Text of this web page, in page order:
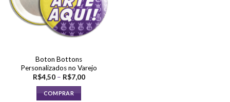
Boton Bottons
Personalizados no Varejo
R$4,50 – R$7,00Faixa
COMPRAR